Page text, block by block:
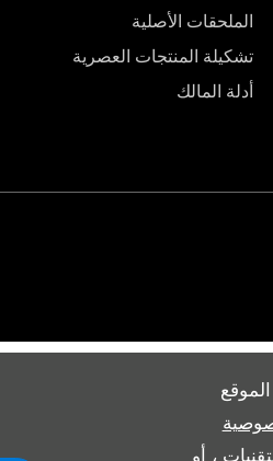
، أو
الملحقات الأصلية
تشكيلة المنتجات العصرية
أدلة المالك